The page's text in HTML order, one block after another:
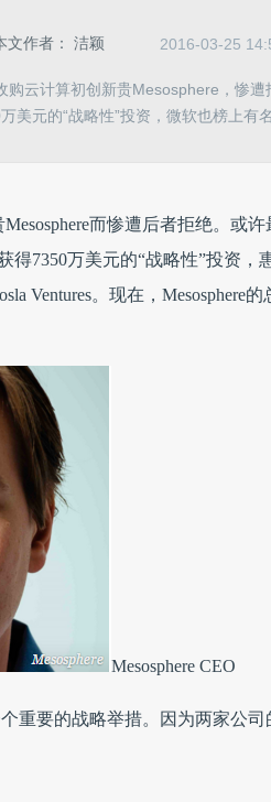
文作者： 洁颖 2016-03-25
购云计算初创新贵Mesosphere，惨
美元的“战略性”投资，微软也榜上有名
而惨遭后者拒绝。或
得7350万美元的“战略性”投资，
Ventures。现在，Mesosphere的
Mesosphere CEO
重要的战略举措。因为两家公司